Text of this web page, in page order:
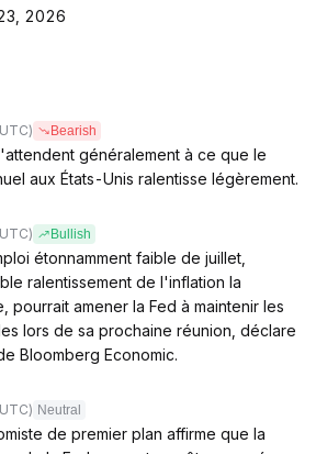
2026
Bearish
généralement à ce que le
aux États-Unis ralentisse légèrement.
Bullish
étonnamment faible de juillet,
ralentissement de l'inflation la
pourrait amener la Fed à maintenir les
lors de sa prochaine réunion, déclare
Bloomberg Economic.
Neutral
de premier plan affirme que la